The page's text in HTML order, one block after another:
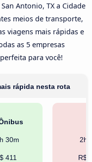
Antonio, TX a Cidade
meios de transporte,
viagens mais rápidas e
as 5 empresas
para você!
rápida nesta rota
30m
411
2h
R$